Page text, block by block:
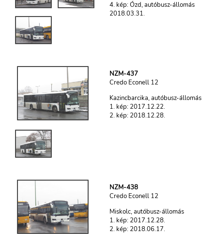
4. kép: Ózd, autóbusz-állomás
2018.03.31.
NZM-437
Credo Econell 12
Kazincbarcika, autóbusz-állomás
1. kép: 2017.12.22.
2. kép: 2018.12.28.
NZM-438
Credo Econell 12
Miskolc, autóbusz-állomás
1. kép: 2017.12.28.
2. kép: 2018.06.17.